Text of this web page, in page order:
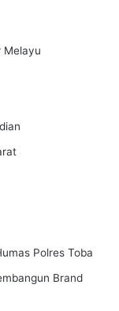
Melayu
Polres Toba
Brand